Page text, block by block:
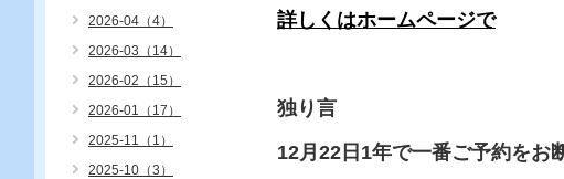
詳しくはホームページで
独り言
12月22日1年で一番ご予約をお
2026-04（4）
2026-03（14）
2026-02（15）
2026-01（17）
2025-11（1）
2025-10（3）